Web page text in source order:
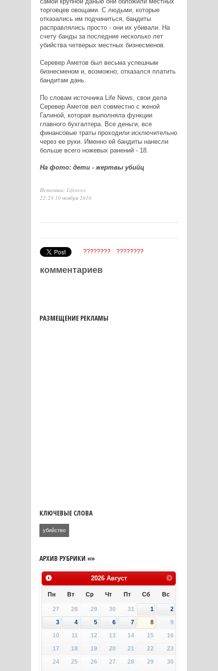
торговцев овощами. С людьми, которые
отказались им подчиниться, бандиты
расправлялись просто - они их убивали. На
счету банды за последние несколько лет
убийства четверых местных бизнесменов.
Серевер Аметов был весьма успешным
бизнесменом и, возможно, отказался платить
бандитам дань.
По словам источника Life News, свои дела
Серевер Аметов вел совместно с женой
Галиной, которая выполняла функции
главного бухгалтера. Все деньги, все
финансовые траты проходили исключительно
через ее руки. Именно ей бандиты нанесли
больше всего ножевых ранений - 18.
На фото: дети - жертвы убийц
Источник: Lifenews
22:29 10 ноября 2010
???????? ????????
комментариев
РАЗМЕЩЕНИЕ РЕКЛАМЫ
КЛЮЧЕВЫЕ СЛОВА
убийство
АРХИВ РУБРИКИ «»
2026 Август
Пн Вт Ср Чт Пт Сб Вс
27 28 29 30 31 1
2
3
4 5 6 7 8
9
10
11 12 13 14 15
16
17
18 19 20 21 22
23
24
25 26 27 28 29
30